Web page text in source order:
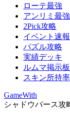
ローテ最強
アンリミ最強
2Pick攻略
イベント速報
パズル攻略
実績デッキ
ルムマ掲示板
スキン所持率
GameWith
シャドウバース攻